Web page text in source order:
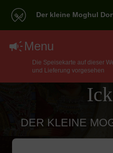
Der kleine Moghul
Menu
Die Speisekarte auf dieser
und Lieferung vorgesehen
North
Bezorgen
DER KLEINE